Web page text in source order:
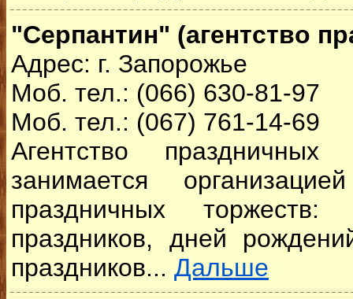
"Серпантин" (агентство
Адрес: г. Запорожье
Моб. тел.: (066) 630-81-97
Моб. тел.: (067) 761-14-69
Агентство праздничных
занимается
праздничных торжеств:
праздников, дней
праздников... Дальше